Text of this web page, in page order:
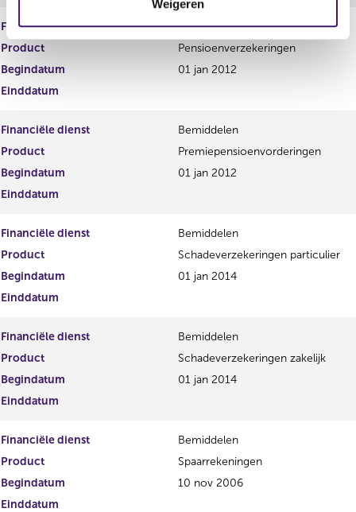
e
Weigeren
Financiële dienst
Bemiddelen
Product
Pensioenverzekeringen
Begindatum
01 jan 2012
Einddatum
Financiële dienst
Bemiddelen
Product
Premiepensioenvorderingen
Begindatum
01 jan 2012
Einddatum
Financiële dienst
Bemiddelen
Product
Schadeverzekeringen particulier
Begindatum
01 jan 2014
Einddatum
Financiële dienst
Bemiddelen
Product
Schadeverzekeringen zakelijk
Begindatum
01 jan 2014
Einddatum
Financiële dienst
Bemiddelen
Product
Spaarrekeningen
Begindatum
10 nov 2006
Einddatum